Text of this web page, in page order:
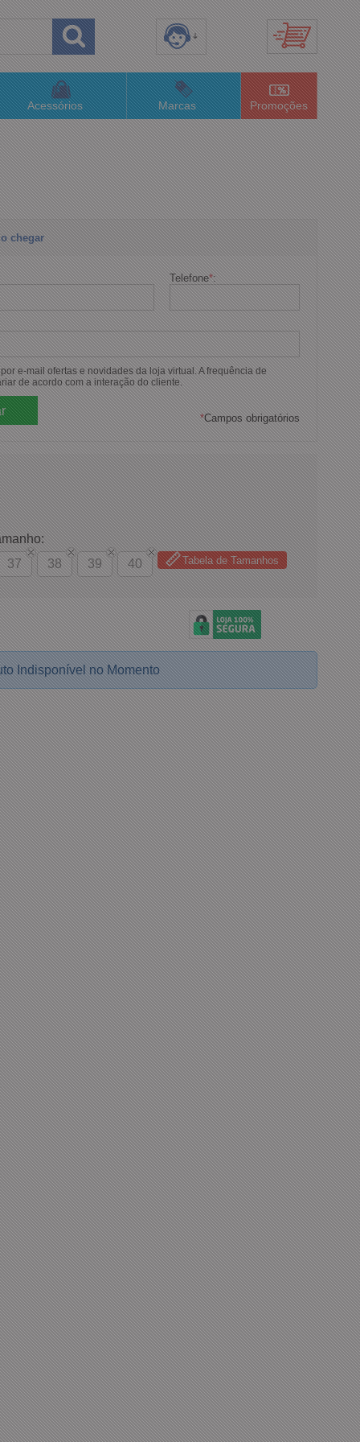
3658-4820
(48)996063435
Online
Acessórios Marcas Promoções
chegar
Telefone*:
e-mail ofertas e novidades da loja virtual. A frequência de
de acordo com a interação do cliente.
*Campos obrigatórios
37 38 39 40 Tabela de Tamanhos
Indisponível no Momento